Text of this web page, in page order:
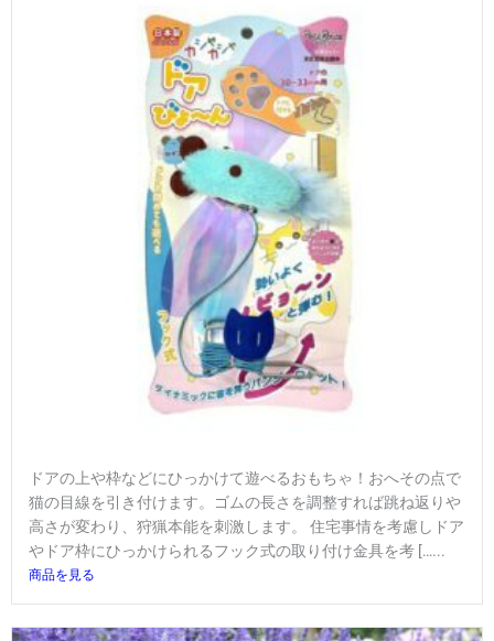
ドアの上や枠などにひっかけて遊べるおもちゃ！おへその点で
猫の目線を引き付けます。ゴムの長さを調整すれば跳ね返りや
高さが変わり、狩猟本能を刺激します。 住宅事情を考慮しドア
やドア枠にひっかけられるフック式の取り付け金具を考 […...
商品を見る